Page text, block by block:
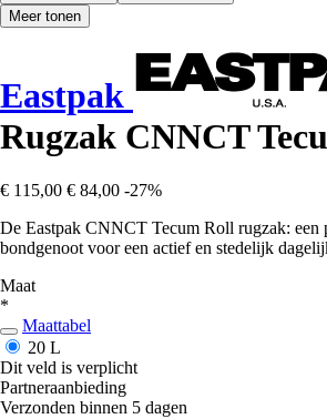
Meer tonen
Eastpak
Rugzak CNNCT
€ 115,00 € 84,00 -27%
De Eastpak CNNCT Tecum Roll rugzak: een
bondgenoot voor een actief en stedelijk
Maat
*
Maattabel
20 L
Dit veld is verplicht
Partneraanbieding
Verzonden binnen 5 dagen